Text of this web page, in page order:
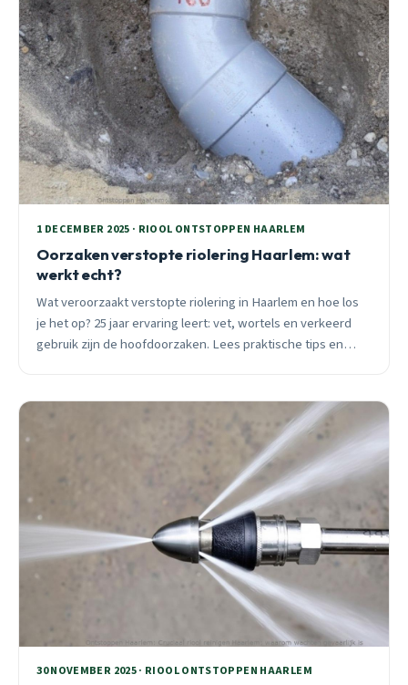
1 DECEMBER 2025 · RIOOL ONTSTOPPEN HAARLEM
Oorzaken verstopte riolering Haarlem: wat
werkt echt?
Wat veroorzaakt verstopte riolering in Haarlem en hoe los
je het op? 25 jaar ervaring leert: vet, wortels en verkeerd
gebruik zijn de hoofdoorzaken. Lees praktische tips en
30 NOVEMBER 2025 · RIOOL ONTSTOPPEN HAARLEM